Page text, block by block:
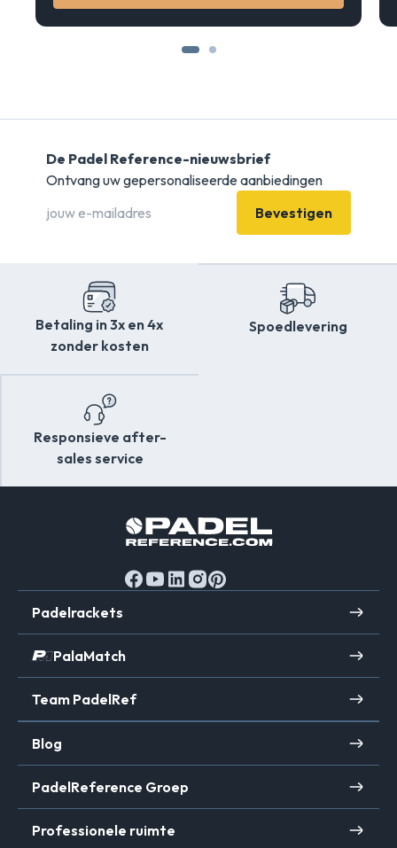
De Padel Reference-nieuwsbrief
Ontvang uw gepersonaliseerde aanbiedingen
Bevestigen
Betaling in 3x en 4x
zonder kosten
Spoedlevering
Responsieve after-
sales service
Padelrackets
PalaMatch
Team PadelRef
Blog
PadelReference Groep
Professionele ruimte